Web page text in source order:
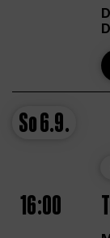
So6.9.
16:00